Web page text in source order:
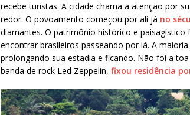
recebe turistas. A cidade chama a atenção por
redor. O povoamento começou por ali já no
diamantes. O patrimônio histórico e paisagístico
encontrar brasileiros passeando por lá. A
prolongando sua estadia e ficando. Não foi a
banda de rock Led Zeppelin, fixou residência